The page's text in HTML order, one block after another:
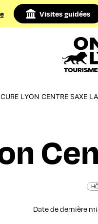
Visites guidées
LYON CENTRE SAXE
Date de dernière